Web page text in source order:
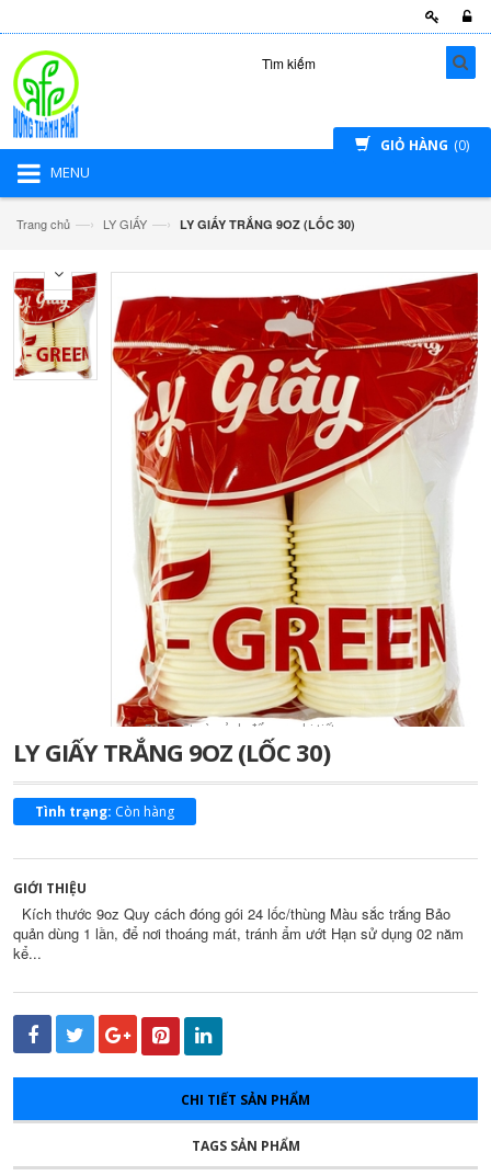
GIỎ HÀNG (0)
MENU
Trang chủ —› LY GIẤY —› LY GIẤY TRẮNG 9OZ (LỐC 30)
Di chuột vào ảnh để xem chi tiết
LY GIẤY TRẮNG 9OZ (LỐC 30)
Tình trạng: Còn hàng
GIỚI THIỆU
Kích thước 9oz Quy cách đóng gói 24 lốc/thùng Màu sắc trắng Bảo
quản dùng 1 lần, để nơi thoáng mát, tránh ẩm ướt Hạn sử dụng 02 năm
kể...
CHI TIẾT SẢN PHẨM
TAGS SẢN PHẨM